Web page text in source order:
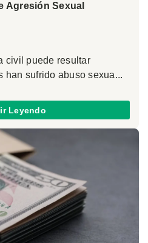
Agresión Sexual
civil puede resultar
han sufrido abuso sexua...
Leyendo